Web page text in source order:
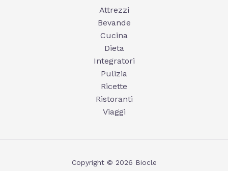
Attrezzi
Bevande
Cucina
Dieta
Integratori
Pulizia
Ricette
Ristoranti
Viaggi
Copyright © 2026 Biocle